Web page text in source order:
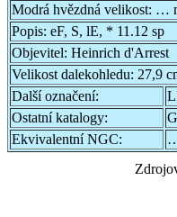
Modrá hvězdná velikost: …
Popis: eF, S, lE, * 11.12 sp
Objevitel: Heinrich d'Arrest
Velikost dalekohledu: 27,9
Další označení:
Ostatní katalogy:
Ekvivalentní NGC: